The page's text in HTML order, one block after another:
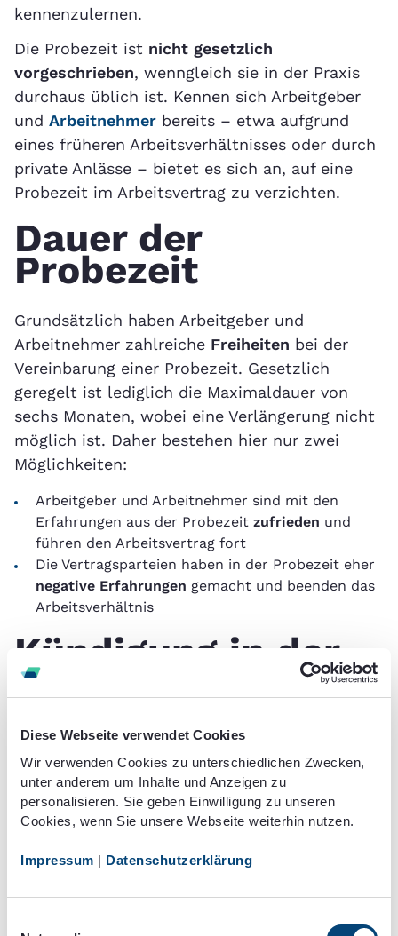
Diese Webseite verwendet Cookies
Wir verwenden Cookies zu unterschiedlichen Zwecken,
unter anderem um Inhalte und Anzeigen zu
personalisieren. Sie geben Einwilligung zu unseren
Cookies, wenn Sie unsere Webseite weiterhin nutzen.
Impressum | Datenschutzerklärung
kennenzulernen.
Die Probezeit ist nicht gesetzlich
vorgeschrieben, wenngleich sie in der Praxis
durchaus üblich ist. Kennen sich Arbeitgeber
und Arbeitnehmer bereits – etwa aufgrund
eines früheren Arbeitsverhältnisses oder durch
private Anlässe – bietet es sich an, auf eine
Probezeit im Arbeitsvertrag zu verzichten.
Dauer der
Probezeit
Grundsätzlich haben Arbeitgeber und
Arbeitnehmer zahlreiche Freiheiten bei der
Vereinbarung einer Probezeit. Gesetzlich
geregelt ist lediglich die Maximaldauer von
sechs Monaten, wobei eine Verlängerung nicht
möglich ist. Daher bestehen hier nur zwei
Möglichkeiten:
Arbeitgeber und Arbeitnehmer sind mit den
Erfahrungen aus der Probezeit zufrieden und
führen den Arbeitsvertrag fort
Die Vertragsparteien haben in der Probezeit eher
negative Erfahrungen gemacht und beenden das
Arbeitsverhältnis
Kündigung in der
Probezeit
Während einer vereinbarten Probezeit gelten
erleichtereKündigungsvorschriften. So können
beide Vertragsparteien gegenüber der jeweils
anderen das Arbeitsverhältnis unter Einhaltung
einer zweiwöchigenFristauflösen (§ 622 Abs.3
BGB).